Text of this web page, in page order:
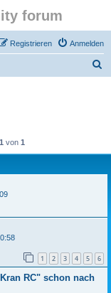
forum
Anmelden
Registrieren
1 von 1
1 2 3 4 5 6
RC" schon nach